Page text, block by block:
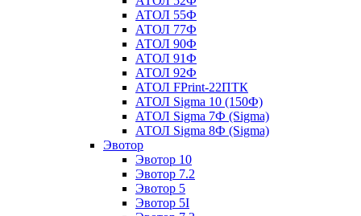
АТОЛ 55Ф
АТОЛ 77Ф
АТОЛ 90Ф
АТОЛ 91Ф
АТОЛ 92Ф
АТОЛ FPrint-22ПТК
АТОЛ Sigma 10 (150Ф)
АТОЛ Sigma 7Ф (Sigma)
АТОЛ Sigma 8Ф (Sigma)
Эвотор
Эвотор 10
Эвотор 7.2
Эвотор 5
Эвотор 5I